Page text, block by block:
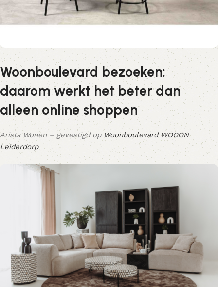
Woonboulevard bezoeken:
daarom werkt het beter dan
alleen online shoppen
Arista Wonen – gevestigd op Woonboulevard WOOON
Leiderdorp